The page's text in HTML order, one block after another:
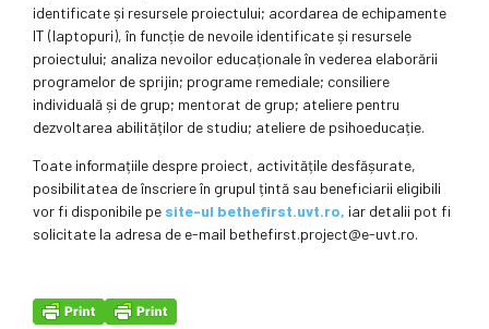
identificate și resursele proiectului; acordarea de echipamente
IT (laptopuri), în funcție de nevoile identificate și resursele
proiectului; analiza nevoilor educaționale în vederea elaborării
programelor de sprijin; programe remediale; consiliere
individuală și de grup; mentorat de grup; ateliere pentru
dezvoltarea abilităților de studiu; ateliere de psihoeducație.
Toate informațiile despre proiect, activitățile desfășurate,
posibilitatea de înscriere în grupul țintă sau beneficiarii eligibili
vor fi disponibile pe site-ul bethefirst.uvt.ro, iar detalii pot fi
solicitate la adresa de e-mail bethefirst.project@e-uvt.ro.